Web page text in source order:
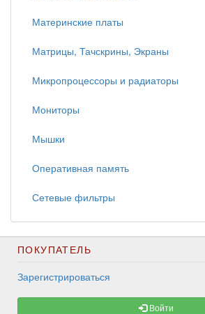
Материнские платы
Матрицы, Тачскрины, Экраны
Микропроцессоры и радиаторы
Мониторы
Мышки
Оперативная память
Сетевые фильтры
ПОКУПАТЕЛЬ
Зарегистрироваться
Войти